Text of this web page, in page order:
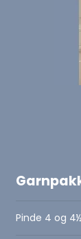
Pinde 4 og